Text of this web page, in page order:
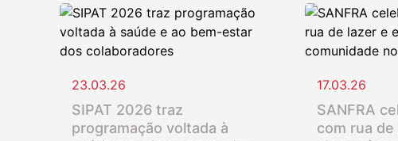
23.03.26
SIPAT 2026 traz
programação voltada à
17.03.26
SANFRA
com rua